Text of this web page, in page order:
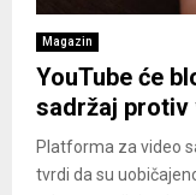
Magazin
YouTube će
sadržaj protiv
Platforma za video
tvrdi da su